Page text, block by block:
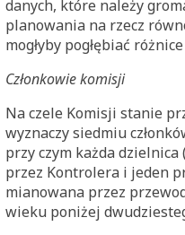
danych, które należy
planowania na rzecz
mogłyby pogłębiać
Członkowie komisji
Na czele Komisji stanie
wyznaczy siedmiu
przy czym każda dzielnica
przez Kontrolera i jeden
mianowana przez
wieku poniżej